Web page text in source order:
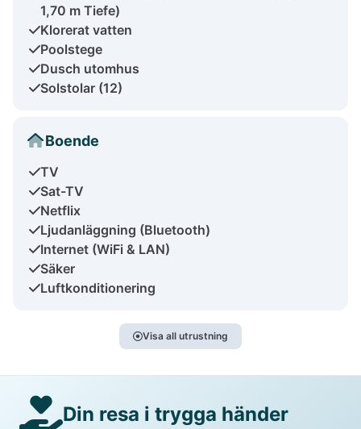
1,70 m Tiefe)
Klorerat vatten
Poolstege
Dusch utomhus
Solstolar (12)
Boende
TV
Sat-TV
Netflix
Ljudanläggning (Bluetooth)
Internet (WiFi & LAN)
Säker
Luftkonditionering
Visa all utrustning
Din resa i trygga händer